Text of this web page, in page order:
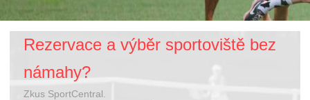
Rezervace a výběr sportoviště bez
námahy?
Zkus SportCentral.